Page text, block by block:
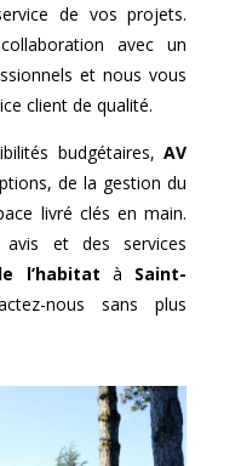
de vos projets.
avec un
et nous vous
client de qualité.
budgétaires,AV
de la gestion du
livré clés en main.
et des services
l’habitat à Saint-
nous sans plus